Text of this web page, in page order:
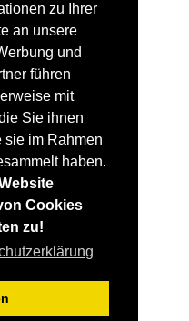
zu Ihrer
an unsere
und
führen
mit
Sie ihnen
sie im Rahmen
haben.
Cookies
zu!